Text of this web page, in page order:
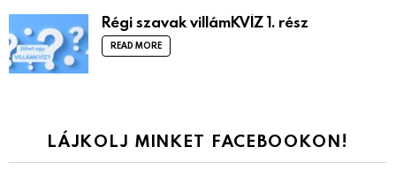
Régi szavak villámKVÍZ 1. rész
READ MORE
LÁJKOLJ MINKET FACEBOOKON!